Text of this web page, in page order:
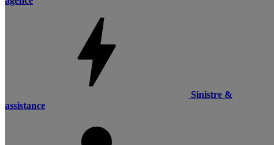
Sinistre &
assistance